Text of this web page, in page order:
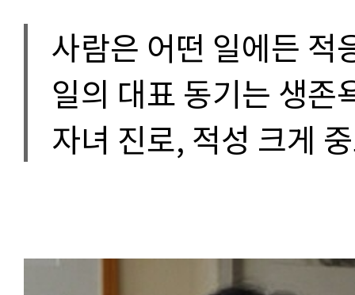
사람은 어떤 일에든 적
일의 대표 동기는 생존
자녀 진로, 적성 크게